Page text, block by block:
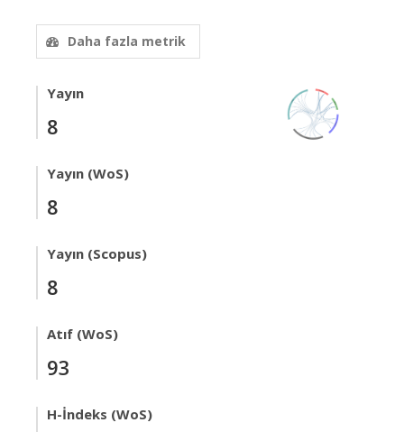
Daha fazla metrik
Yayın
8
Yayın (WoS)
8
Yayın (Scopus)
8
Atıf (WoS)
93
H-İndeks (WoS)